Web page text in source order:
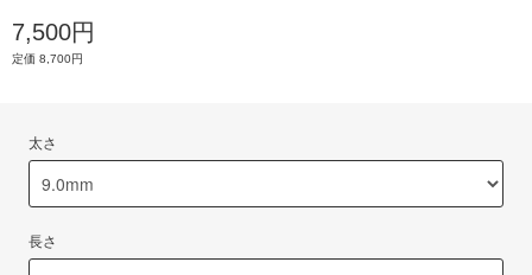
7,500円
定価 8,700円
太さ
長さ